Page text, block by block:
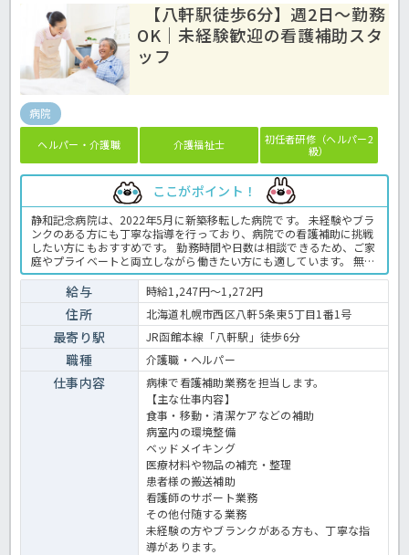
【八軒駅徒歩6分】週2日～勤務
OK｜未経験歓迎の看護補助スタ
ッフ
病院
ヘルパー・介護職 介護福祉士
初任者研修（ヘルパー2
級）
ここがポイント！
静和記念病院は、2022年5月に新築移転した病院です。 未経験やブラ
ンクのある方にも丁寧な指導を行っており、病院での看護補助に挑戦
したい方にもおすすめです。 勤務時間や日数は相談できるため、ご家
庭やプライベートと両立しながら働きたい方にも適しています。 無料
送迎バスや無料駐車場など、通勤面のサポートも整っています。 きれ
いな病院で介護の経験を積んでいきませんか♪ 病院での看護助手業務
全般です。 ＜介護職 パート 病院の求人＞
給与 時給1,247円～1,272円
住所 北海道札幌市西区八軒5条東5丁目1番1号
最寄り駅 JR函館本線「八軒駅」徒歩6分
職種 介護職・ヘルパー
仕事内容
病棟で看護補助業務を担当します。
【主な仕事内容】
食事・移動・清潔ケアなどの補助
病室内の環境整備
ベッドメイキング
医療材料や物品の補充・整理
患者様の搬送補助
看護師のサポート業務
その他付随する業務
未経験の方やブランクがある方も、丁寧な指
導があります。